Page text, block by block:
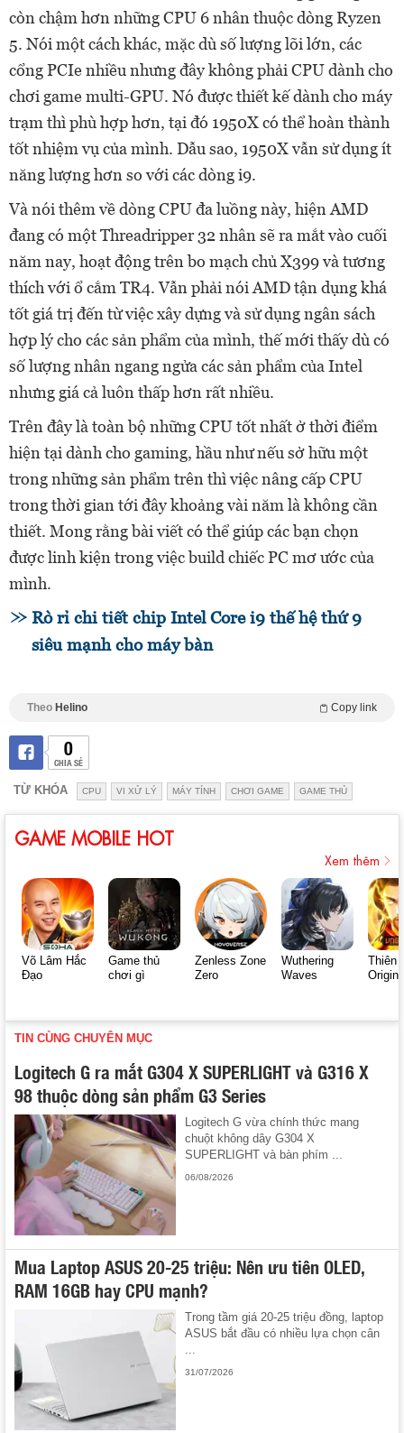
còn chậm hơn những CPU 6 nhân thuộc dòng Ryzen
5. Nói một cách khác, mặc dù số lượng lõi lớn, các
cổng PCIe nhiều nhưng đây không phải CPU dành cho
chơi game multi-GPU. Nó được thiết kế dành cho máy
trạm thì phù hợp hơn, tại đó 1950X có thể hoàn thành
tốt nhiệm vụ của mình. Dẫu sao, 1950X vẫn sử dụng ít
năng lượng hơn so với các dòng i9.
Và nói thêm về dòng CPU đa luồng này, hiện AMD
đang có một Threadripper 32 nhân sẽ ra mắt vào cuối
năm nay, hoạt động trên bo mạch chủ X399 và tương
thích với ổ cắm TR4. Vẫn phải nói AMD tận dụng khá
tốt giá trị đến từ việc xây dựng và sử dụng ngân sách
hợp lý cho các sản phẩm của mình, thế mới thấy dù có
số lượng nhân ngang ngửa các sản phẩm của Intel
nhưng giá cả luôn thấp hơn rất nhiều.
Trên đây là toàn bộ những CPU tốt nhất ở thời điểm
hiện tại dành cho gaming, hầu như nếu sở hữu một
trong những sản phẩm trên thì việc nâng cấp CPU
trong thời gian tới đây khoảng vài năm là không cần
thiết. Mong rằng bài viết có thể giúp các bạn chọn
được linh kiện trong việc build chiếc PC mơ ước của
mình.
Rò rỉ chi tiết chip Intel Core i9 thế hệ thứ 9
siêu mạnh cho máy bàn
Theo Helino Copy link
0
CHIA SẺ
TỪ KHÓA CPU VI XỬ LÝ MÁY TÍNH CHƠI GAME GAME THỦ
GAME MOBILE HOT
Xem thêm
Võ Lâm Hắc
Đạo
Game thủ
chơi gì
Zenless Zone
Zero
Wuthering
Waves
Thiên
Origin
TIN CÙNG CHUYÊN MỤC
Logitech G ra mắt G304 X SUPERLIGHT và G316 X
98 thuộc dòng sản phẩm G3 Series
Logitech G vừa chính thức mang
chuột không dây G304 X
SUPERLIGHT và bàn phím ...
06/08/2026
Mua Laptop ASUS 20-25 triệu: Nên ưu tiên OLED,
RAM 16GB hay CPU mạnh?
Trong tầm giá 20-25 triệu đồng, laptop
ASUS bắt đầu có nhiều lựa chọn cân
...
31/07/2026